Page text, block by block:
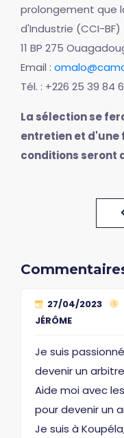
prolongement que
d'Industrie (CCI-BF)
11 BP 275
Email :
Tél. : +226 25 39 84
La sélection se
entretien et d'une
conditions seront
27/04/2023
JÉRÔME
Je suis
devenir un
Aide moi avec
pour devenir un
Je suis à